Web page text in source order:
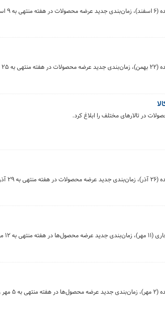
کرد.
کرد.
در تالارهای مختلف را ابلاغ کرد.
کرد.
اعلام کرد.
کرد.